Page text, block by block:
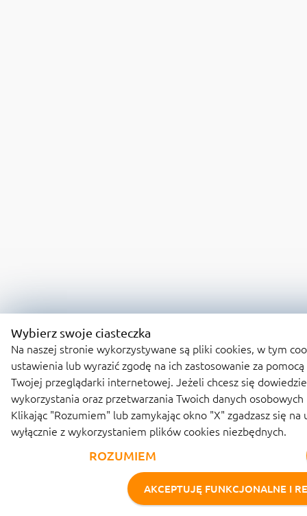
Wybierz swoje ciasteczka
Na naszej stronie wykorzystywane są pliki cookies, w tym
ustawienia lub wyrazić zgodę na ich zastosowanie za
Twojej przeglądarki internetowej. Jeżeli chcesz się
wykorzystania oraz przetwarzania Twoich danych
Klikając "Rozumiem" lub zamykając okno "X" zgadzasz się
wyłącznie z wykorzystaniem plików cookies niezbędnych.
ROZUMIEM
AKCEPTUJĘ FUNKCJONALNE I